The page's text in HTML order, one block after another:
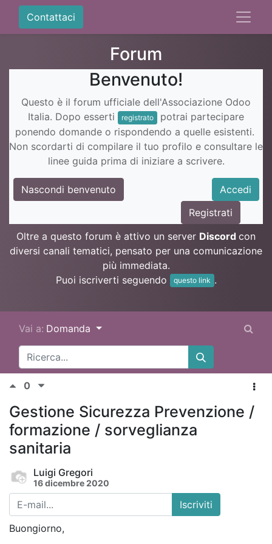
Contattaci
Forum
Benvenuto!
Questo è il forum ufficiale dell'Associazione Odoo
Italia. Dopo esserti
registrato
potrai partecipare
ponendo domande o rispondendo a quelle esistenti.
Non scordarti di compilare il tuo profilo e consultare le
linee guida prima di iniziare a scrivere.
Nascondi benvenuto
Accedi
Registrati
Oltre a questo forum è attivo un server Discord con
diversi canali tematici, pensato per una comunicazione
più immediata.
Puoi iscriverti seguendo
questo link .
Vai a: Domanda
0
Gestione Sicurezza Prevenzione /
formazione / sorveglianza
sanitaria
Luigi Gregori
16 dicembre 2020
Iscriviti
Buongiorno,